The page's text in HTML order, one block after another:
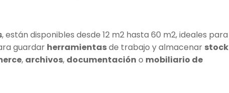
, están disponibles desde 12 m2 hasta 60 m2, ideales para
guardar herramientasde trabajo y almacenar stock
, archivos, documentación o mobiliario de